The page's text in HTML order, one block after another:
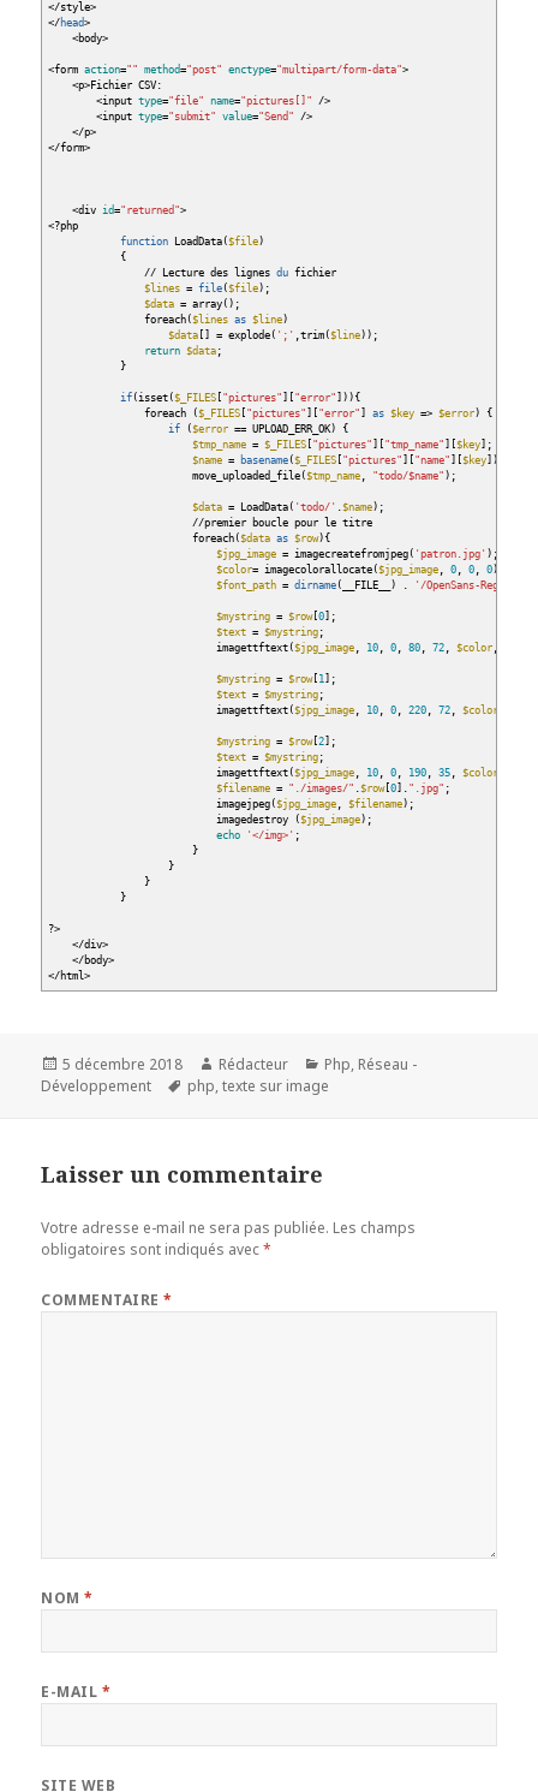
</style>
</head>
<body>
<formaction="" method="post" enctype="multipart/form-data">
<p> Fichier CSV:
<inputtype="file" name="pictures[]"
/>
<inputtype="submit" value="Send"
/>
</p>
</form>
<divid="returned">
<?php
function LoadData ($file)
{
// Lecture des lignesdu fichier
$lines =file ($file) ;
$data = array ( ) ;
foreach ($lines as $line)
$data [ ] = explode ( ';' ,trim ($line) ) ;
return $data ;
}
if (isset ($_FILES [ "pictures" ] [ "error" ] ) ) {
foreach
($_FILES [ "pictures" ] [ "error" ] as $key => $error)
{
if
($error == UPLOAD_ERR_OK)
{
$tmp_name =$_FILES [ "pictures" ] [ "tmp_name" ] [$key] ;
$name = basename ($_FILES [ "pictures" ] [ "name" ] [$key] )
move_uploaded_file ($tmp_name , "todo/$name" ) ;
$data = LoadData ( 'todo/' .$name) ;
//premier boucle pour le titre
foreach ($data as $row) {
$jpg_image = imagecreatefromjpeg ( 'patron.jpg' ) ;
$color= imagecolorallocate ($jpg_image ,0 ,0 ,0)
$font_path =dirname ( __FILE__ ) . '/OpenSans-
$mystring =$row[0] ;
$text =$mystring ;
imagettftext ($jpg_image , 10 ,0 ,80 ,72 ,$color ,
$mystring =$row[ 1] ;
$text =$mystring ;
imagettftext ($jpg_image , 10 ,0 ,220 ,72 ,$color
$mystring =$row[2] ;
$text =$mystring ;
imagettftext ($jpg_image , 10 ,0 , 190 ,35 ,$color
$filename = "./images/" .$row[0] . ".jpg" ;
imagejpeg ($jpg_image ,$filename) ;
imagedestroy
($jpg_image) ;
echo
'</img>' ;
}
}
}
}
?>
</div>
</body>
</html>
Publié
le
5 décembre 2018 Auteur
Rédacteur Catégories
Php, Réseau -
Développement
Mots-
php,texte sur image
Laisser un commentaire
Votre adresse e-mail ne sera pas publiée. Les champs
obligatoires sont indiqués avec*
COMMENTAIRE*
NOM*
E-MAIL *
SITE WEB